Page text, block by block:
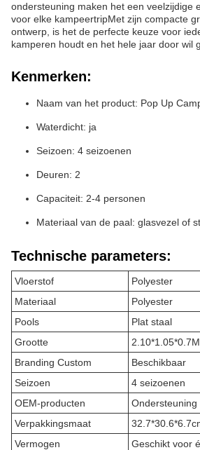
ondersteuning maken het een veelzijdige
voor elke kampeertripMet zijn compacte
ontwerp, is het de perfecte keuze voor
kamperen houdt en het hele jaar door wil
Kenmerken:
Naam van het product: Pop Up
Waterdicht: ja
Seizoen: 4 seizoenen
Deuren: 2
Capaciteit: 2-4 personen
Materiaal van de paal: glasvezel of
Technische parameters:
Vloerstof
Polyester
Materiaal
Polyester
Pools
Plat staal
Grootte
2.10*1.05*0.7M
Branding Custom
Beschikbaar
Seizoen
4 seizoenen
OEM-producten
Ondersteuning
Verpakkingsmaat
Vermogen
Geschikt voor